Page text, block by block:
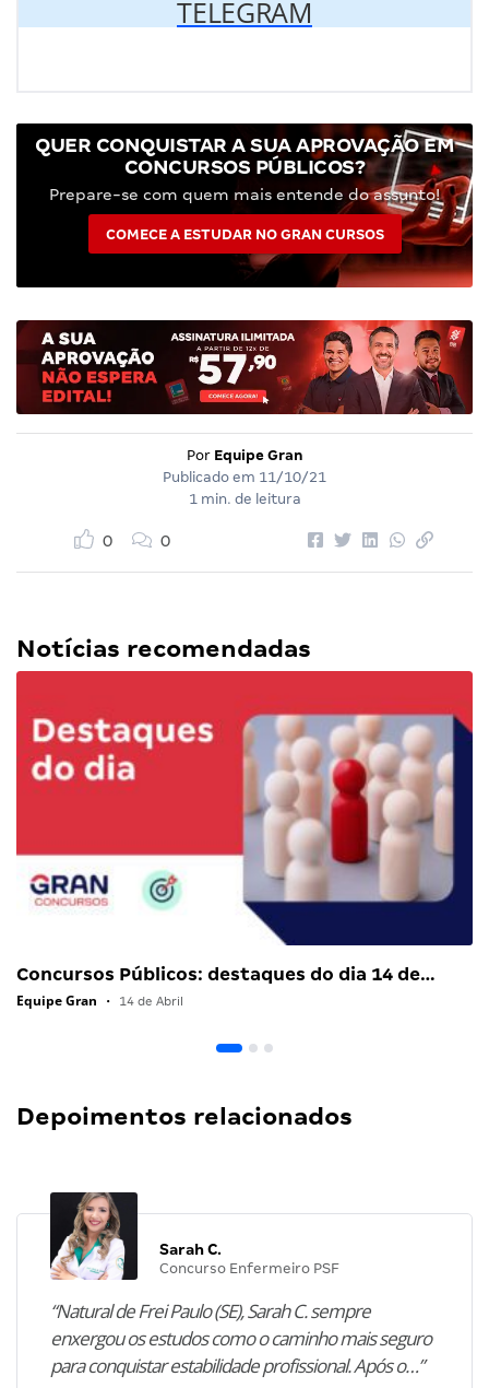
TELEGRAM
QUER CONQUISTAR A SUA APROVAÇÃO EM
CONCURSOS PÚBLICOS?
Prepare-se com quem mais entende do assunto!
COMECE A ESTUDAR NO GRAN CURSOS
Por Equipe Gran
Publicado em 11/10/21
1 min. de leitura
0 0
Notícias recomendadas
Concursos Públicos: destaques do dia 14 de…
Equipe Gran • 14 de Abril
Depoimentos relacionados
Sarah C.
Concurso Enfermeiro PSF
“Natural de Frei Paulo (SE), Sarah C. sempre
enxergou os estudos como o caminho mais seguro
para conquistar estabilidade profissional. Após o…”